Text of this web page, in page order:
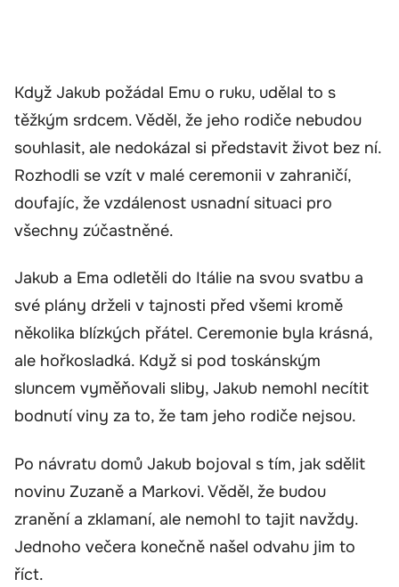
Když Jakub požádal Emu o ruku, udělal to s
těžkým srdcem. Věděl, že jeho rodiče nebudou
souhlasit, ale nedokázal si představit život bez ní.
Rozhodli se vzít v malé ceremonii v zahraničí,
doufajíc, že vzdálenost usnadní situaci pro
všechny zúčastněné.
Jakub a Ema odletěli do Itálie na svou svatbu a
své plány drželi v tajnosti před všemi kromě
několika blízkých přátel. Ceremonie byla krásná,
ale hořkosladká. Když si pod toskánským
sluncem vyměňovali sliby, Jakub nemohl necítit
bodnutí viny za to, že tam jeho rodiče nejsou.
Po návratu domů Jakub bojoval s tím, jak sdělit
novinu Zuzaně a Markovi. Věděl, že budou
zranění a zklamaní, ale nemohl to tajit navždy.
Jednoho večera konečně našel odvahu jim to
říct.